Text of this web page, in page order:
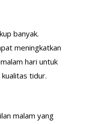
banyak.
meningkatkan
hari untuk
tidur.
malam yang